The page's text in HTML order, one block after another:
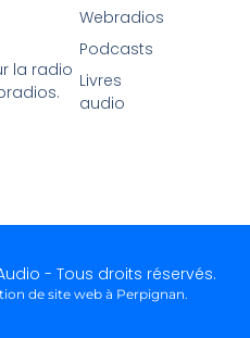
la radio
Webradios
Podcasts
Livres
audio
- Tous droits réservés.
de site web à Perpignan.